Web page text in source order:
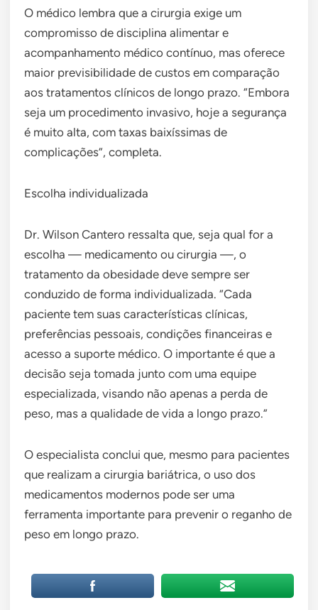
O médico lembra que a cirurgia exige um
compromisso de disciplina alimentar e
acompanhamento médico contínuo, mas oferece
maior previsibilidade de custos em comparação
aos tratamentos clínicos de longo prazo. “Embora
seja um procedimento invasivo, hoje a segurança
é muito alta, com taxas baixíssimas de
complicações”, completa.
Escolha individualizada
Dr. Wilson Cantero ressalta que, seja qual for a
escolha — medicamento ou cirurgia —, o
tratamento da obesidade deve sempre ser
conduzido de forma individualizada. “Cada
paciente tem suas características clínicas,
preferências pessoais, condições financeiras e
acesso a suporte médico. O importante é que a
decisão seja tomada junto com uma equipe
especializada, visando não apenas a perda de
peso, mas a qualidade de vida a longo prazo.”
O especialista conclui que, mesmo para pacientes
que realizam a cirurgia bariátrica, o uso dos
medicamentos modernos pode ser uma
ferramenta importante para prevenir o reganho de
peso em longo prazo.